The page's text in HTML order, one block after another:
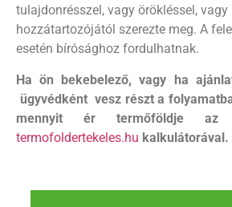
tulajdonrésszel, vagy örökléssel, vagy
hozzátartozójától szerezte meg. A
esetén bírósághoz fordulhatnak.
Ha ön bekebelező, vagy ha
ügyvédként vesz részt a
mennyit ér termőföldje az
termofoldertekeles.hu kalkulátorával.